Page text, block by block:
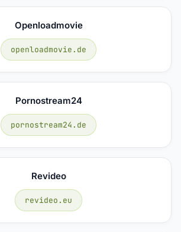
Openloadmovie
openloadmovie.de
Pornostream24
pornostream24.de
Revideo
revideo.eu